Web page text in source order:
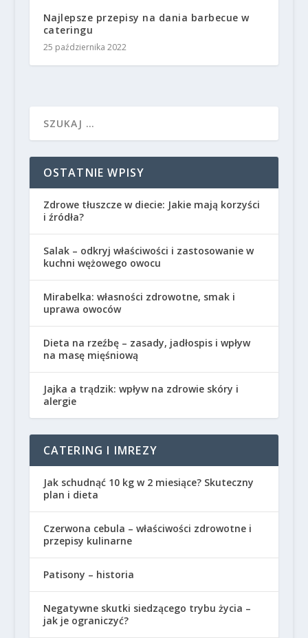
Najlepsze przepisy na dania barbecue w
cateringu
25 października 2022
OSTATNIE WPISY
Zdrowe tłuszcze w diecie: Jakie mają korzyści
i źródła?
Salak – odkryj właściwości i zastosowanie w
kuchni wężowego owocu
Mirabelka: własności zdrowotne, smak i
uprawa owoców
Dieta na rzeźbę – zasady, jadłospis i wpływ
na masę mięśniową
Jajka a trądzik: wpływ na zdrowie skóry i
alergie
CATERING I IMREZY
Jak schudnąć 10 kg w 2 miesiące? Skuteczny
plan i dieta
Czerwona cebula – właściwości zdrowotne i
przepisy kulinarne
Patisony – historia
Negatywne skutki siedzącego trybu życia –
jak je ograniczyć?